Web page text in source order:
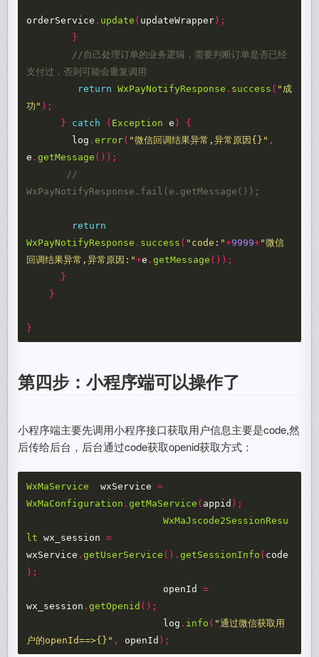
orderService . update ( updateWrapper );
}
//自己处理订单的业务逻辑，需要判断订单是否已经
支付过，否则可能会重复调用
return
WxPayNotifyResponse . success ( "成
功" );
}
catch ( Exception e )
{
log .error( "微信回调结果异常,异常原因{}" ,
e .getMessage ());
//
WxPayNotifyResponse.fail(e.getMessage());
return
WxPayNotifyResponse . success ( "code:"+9999+"微信
回调结果异常,异常原因:"+e .getMessage ());
}
}
}
第四步：小程序端可以操作了
小程序端主要先调用小程序接口获取用户信息主要是code,然
后传给后台，后台通过code获取openid获取方式：
WxMaService wxService
=
WxMaConfiguration .getMaService ( appid );
WxMaJscode2SessionResu
lt
wx_session
=
wxService .getUserService ().getSessionInfo ( code
);
openId
=
wx_session .getOpenid ();
log . info ( "通过微信获取用
户的openId==>{}" , openId );